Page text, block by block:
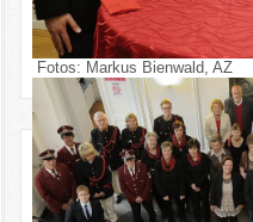
Fotos: Markus Bienwald, AZ